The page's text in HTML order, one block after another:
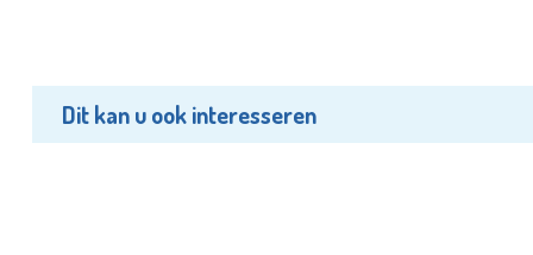
Dit kan u ook interesseren